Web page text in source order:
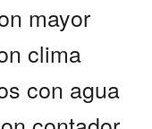
mayor
clima
con agua